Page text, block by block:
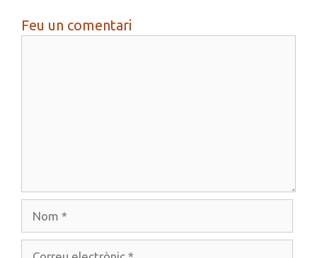
Feu un comentari